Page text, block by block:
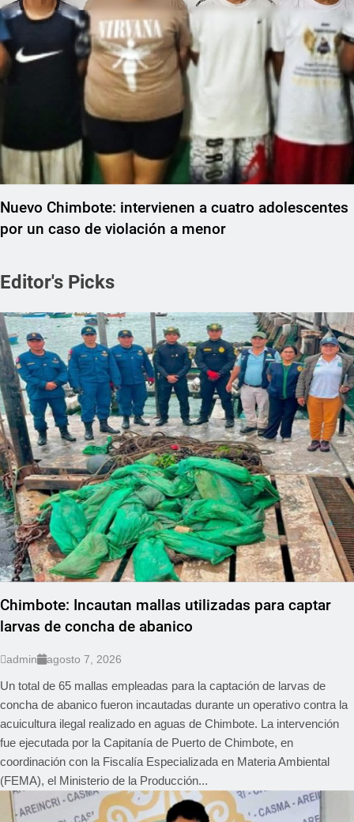
Nuevo Chimbote: intervienen a cuatro adolescentes
por un caso de violación a menor
Editor's Picks
REGIONAL
Chimbote: Incautan mallas utilizadas para captar
larvas de concha de abanico
admin agosto 7, 2026
Un total de 65 mallas empleadas para la captación de larvas de
concha de abanico fueron incautadas durante un operativo contra la
acuicultura ilegal realizado en aguas de Chimbote. La intervención
fue ejecutada por la Capitanía de Puerto de Chimbote, en
coordinación con la Fiscalía Especializada en Materia Ambiental
(FEMA), el Ministerio de la Producción...
REGIONAL